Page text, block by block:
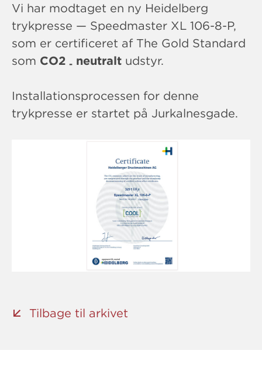
Vi har modtaget en ny Heidelberg
trykpresse — Speedmaster XL 106-8-P,
som er certificeret af The Gold Standard
som CO2 - neutralt udstyr.
Installationsprocessen for denne
trykpresse er startet på Jurkalnesgade.
Tilbage til arkivet